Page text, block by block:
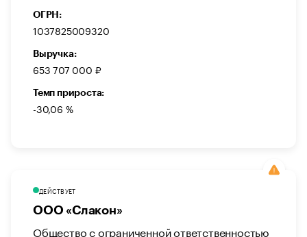
ОГРН:
1037825009320
Выручка:
653 707 000 ₽
Темп прироста:
-30,06 %
ДЕЙСТВУЕТ
ООО «Слакон»
Общество с ограниченной ответственностью